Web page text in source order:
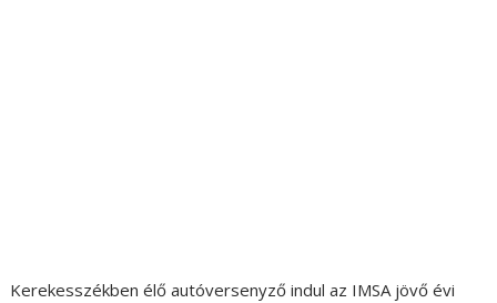
Kerekesszékben élő autóversenyző indul az IMSA jövő évi